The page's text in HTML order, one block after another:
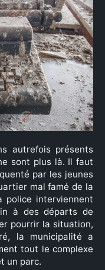
autrefois présents
sont plus là. Il faut
par les jeunes
mal famé de la
police interviennent
à des départs de
pourrir la situation,
la municipalité a
tout le complexe
un parc.